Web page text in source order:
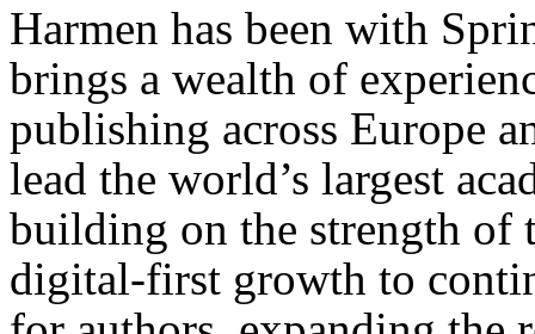
Harmen has been with
brings a wealth of
publishing across Europe
lead the world’s largest
building on the strength of
digital-first growth to